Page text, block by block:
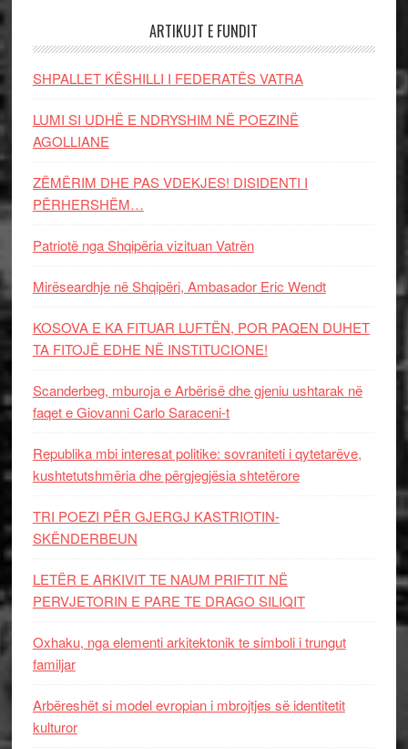
ARTIKUJT E FUNDIT
SHPALLET KËSHILLI I FEDERATËS VATRA
LUMI SI UDHË E NDRYSHIM NË POEZINË
AGOLLIANE
ZËMËRIM DHE PAS VDEKJES! DISIDENTI I
PËRHERSHËM…
Patriotë nga Shqipëria vizituan Vatrën
Mirëseardhje në Shqipëri, Ambasador Eric Wendt
KOSOVA E KA FITUAR LUFTËN, POR PAQEN DUHET
TA FITOJË EDHE NË INSTITUCIONE!
Scanderbeg, mburoja e Arbërisë dhe gjeniu ushtarak në
faqet e Giovanni Carlo Saraceni-t
Republika mbi interesat politike: sovraniteti i qytetarëve,
kushtetutshmëria dhe përgjegjësia shtetërore
TRI POEZI PËR GJERGJ KASTRIOTIN-
SKËNDERBEUN
LETËR E ARKIVIT TE NAUM PRIFTIT NË
PERVJETORIN E PARE TE DRAGO SILIQIT
Oxhaku, nga elementi arkitektonik te simboli i trungut
familjar
Arbëreshët si model evropian i mbrojtjes së identitetit
kulturor